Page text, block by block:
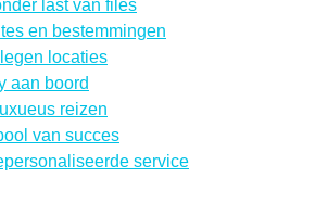
last van files
en bestemmingen
locaties
aan boord
reizen
van succes
service